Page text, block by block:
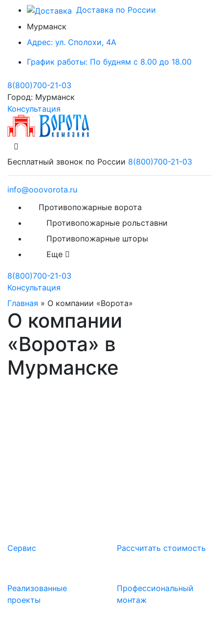
Доставка по России
Мурманск
Адрес: ул. Сполохи, 4А
График работы: По будням с 8.00 до 18.00
8(800)700-21-03
Город: Мурманск
Консультация
Бесплатный звонок по России 8(800)700-21-03
info@ooovorota.ru
Противопожарные ворота
Противопожарные рольставни
Противопожарные шторы
Еще
8(800)700-21-03
Консультация
Главная » О компании «Ворота»
О компании
«Ворота» в
Мурманске
Сервис Расcчитать стоимость
Реализованные
проекты
Профессиональный
монтаж